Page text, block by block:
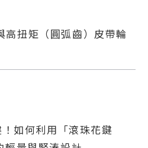
高扭矩（圓弧齒）皮帶輪
如何利用「滾珠花鍵